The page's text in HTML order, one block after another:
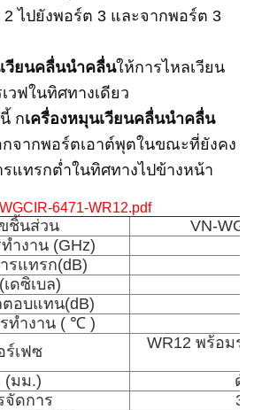
ไปยังพอร์ต 3 และจากพอร์ต 3
วียนคลื่นนำคลื่นให้การไหลเวียน
วฟในทิศทางเดียว
กเครื่องหมุนเวียนคลื่นนำคลื่น
จากพอร์ตเอาต์พุตในขณะที่ยังคง
แทรกต่ำในทิศทางไปข้างหน้า
6471-WR12.pdf
ชิ้นส่วน
VN-
ำงาน (GHz)
รแทรก(dB)
ดซิเบล)
อบแทน(dB)
ทำงาน ( ℃ )
ร์เฟซ
WR12 พร้อมร
(มม.)
ดั
จัดการ
3